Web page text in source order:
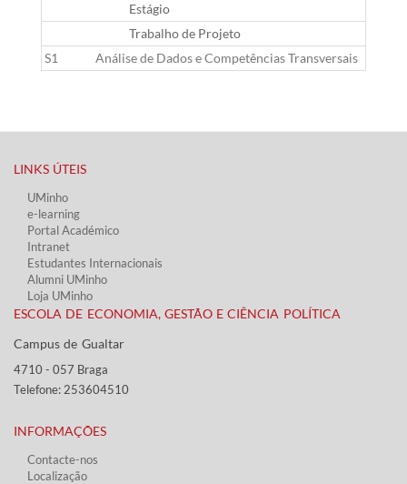
Estágio
Trabalho de Projeto
S1
Análise de Dados e Competências Transversais
LINKS ÚTEIS​
UMinho
e-learning
Portal Académico
Intranet
Estudantes Inter​​nacionais
Alumni UMinho
Loja UMinho
ESCOLA DE ECONOMIA, GESTÃO E CIÊNCIA POLÍTICA
Campus de Gualtar ​​
4710 - ​057 Braga
Telefone: 253604510​​
INFORMAÇÕES
Contacte-nos
Localização